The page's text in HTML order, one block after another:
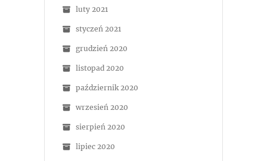
luty 2021
styczeń 2021
grudzień 2020
listopad 2020
październik 2020
wrzesień 2020
sierpień 2020
lipiec 2020